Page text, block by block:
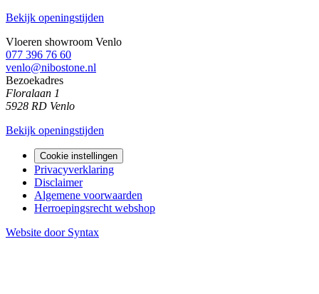
Bekijk openingstijden
Vloeren showroom Venlo
077 396 76 60
venlo@nibostone.nl
Bezoekadres
Floralaan 1
5928 RD Venlo
Bekijk openingstijden
Cookie instellingen
Privacyverklaring
Disclaimer
Algemene voorwaarden
Herroepingsrecht webshop
Website door Syntax